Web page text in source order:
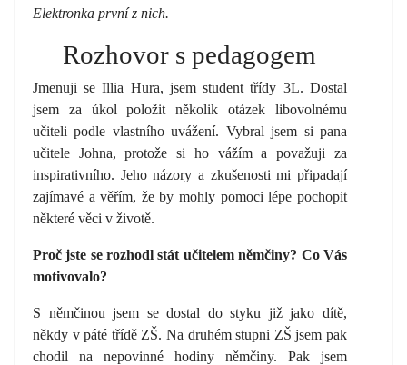
Elektronka první z nich.
Rozhovor s pedagogem
Jmenuji se Illia Hura, jsem student třídy 3L. Dostal
jsem za úkol položit několik otázek libovolnému
učiteli podle vlastního uvážení. Vybral jsem si pana
učitele Johna, protože si ho vážím a považuji za
inspirativního. Jeho názory a zkušenosti mi připadají
zajímavé a věřím, že by mohly pomoci lépe pochopit
některé věci v životě.
Proč jste se rozhodl stát učitelem němčiny? Co Vás
motivovalo?
S němčinou jsem se dostal do styku již jako dítě,
někdy v páté třídě ZŠ. Na druhém stupni ZŠ jsem pak
chodil na nepovinné hodiny němčiny. Pak jsem